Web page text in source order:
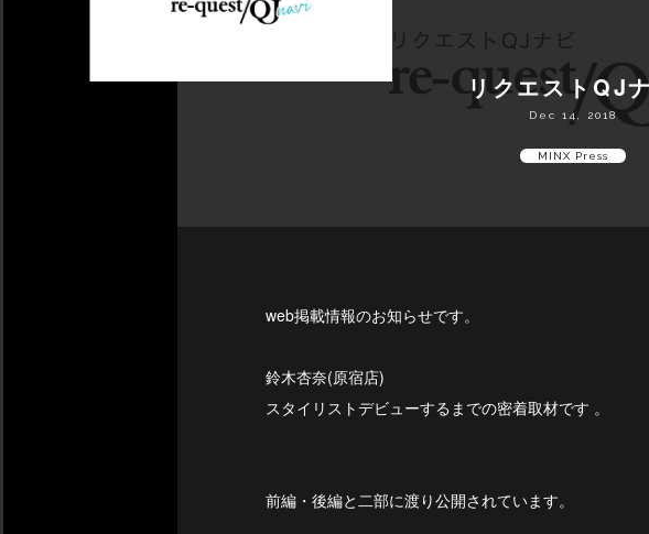
リクエストQJ
Dec 14, 2018
MINX Press
web掲載情報のお知らせです。
鈴木杏奈(原宿店)
スタイリストデビューするまでの密着取材です 。
前編・後編と二部に渡り公開されています。